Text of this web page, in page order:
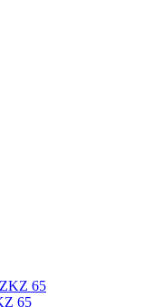
65